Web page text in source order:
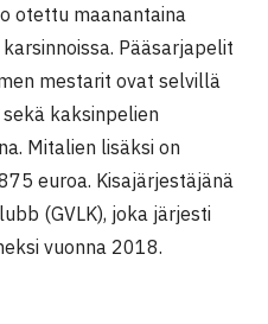
otettu maanantaina
Pääsarjapelit
mestarit ovat selvillä
kaksinpelien
Mitalien lisäksi on
euroa. Kisajärjestäjänä
(GVLK), joka järjesti
vuonna 2018.